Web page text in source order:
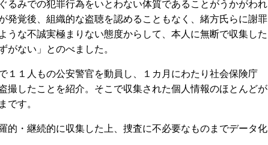
みでの犯罪行為をいとわない体質であることがうかがわれ
発覚後、組織的な盗聴を認めることもなく、緒方氏らに謝罪
うな不誠実極まりない態度からして、本人に無断で収集した
がない」とのべました。
１人もの公安警官を動員し、１カ月にわたり社会保険庁
撮したことを紹介。そこで収集された個人情報のほとんどが
です。
・継続的に収集した上、捜査に不必要なものまでデータ化